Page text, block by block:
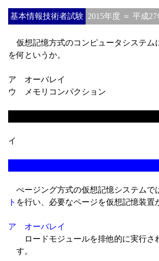
基本情報技術者試験 2015年度 ＝ 平成
仮想記憶方式のコンピュータシステム
を何というか。
ア オーバレイ
ウ メモリコンパクション
イ
ぺージング方式の仮想記憶システムで
ト を行い、必要なページを仮想記憶装置
ア オーバレイ
ロードモジュールを排他的に実行さ
す。